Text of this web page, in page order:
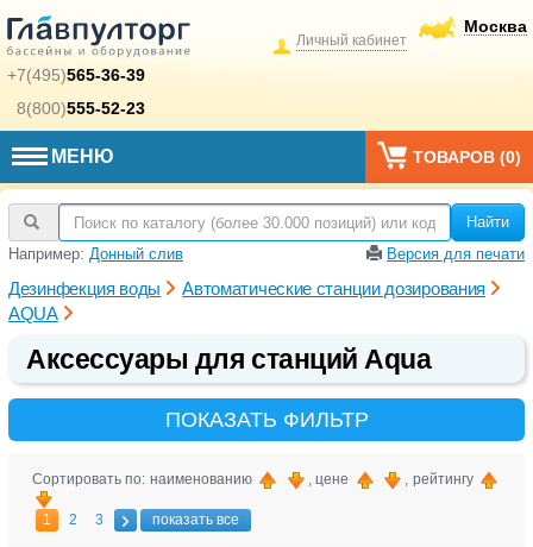
+7(495)565-36-39
8(800)555-52-23
Москва
Личный кабинет
МЕНЮ ТОВАРОВ (0)
Найти
Например: Донный слив Версия для печати
Дезинфекция воды
Автоматические станции дозирования
AQUA
Аксессуары для станций Aqua
ПОКАЗАТЬ ФИЛЬТР
Сортировать по: наименованию , цене , рейтингу
1 2 3 показать все